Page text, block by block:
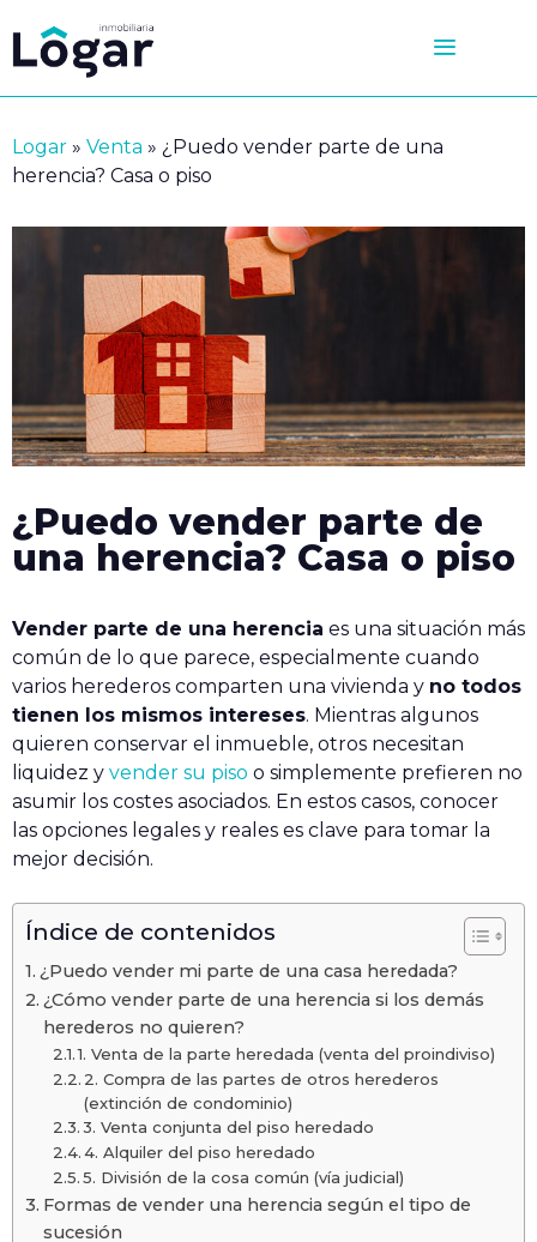
al
contenido
Logar » Venta » ¿Puedo vender parte de una
herencia? Casa o piso
¿Puedo vender parte de
una herencia? Casa o piso
Vender parte de una herencia es una situación más
común de lo que parece, especialmente cuando
varios herederos comparten una vivienda y no todos
tienen los mismos intereses. Mientras algunos
quieren conservar el inmueble, otros necesitan
liquidez y vender su piso o simplemente prefieren no
asumir los costes asociados. En estos casos, conocer
las opciones legales y reales es clave para tomar la
mejor decisión.
Índice de contenidos
¿Puedo vender mi parte de una casa heredada?
¿Cómo vender parte de una herencia si los demás
herederos no quieren?
1. Venta de la parte heredada (venta del proindiviso)
2. Compra de las partes de otros herederos
(extinción de condominio)
3. Venta conjunta del piso heredado
4. Alquiler del piso heredado
5. División de la cosa común (vía judicial)
Formas de vender una herencia según el tipo de
sucesión